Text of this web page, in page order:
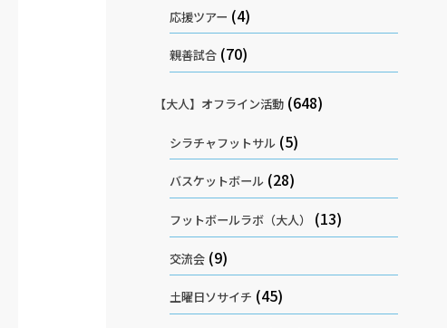
応援ツアー (4)
親善試合(70)
【大人】オフライン活動 (648)
シラチャフットサル(5)
バスケットボール(28)
フットボールラボ（大人） (13)
交流会(9)
土曜日ソサイチ (45)